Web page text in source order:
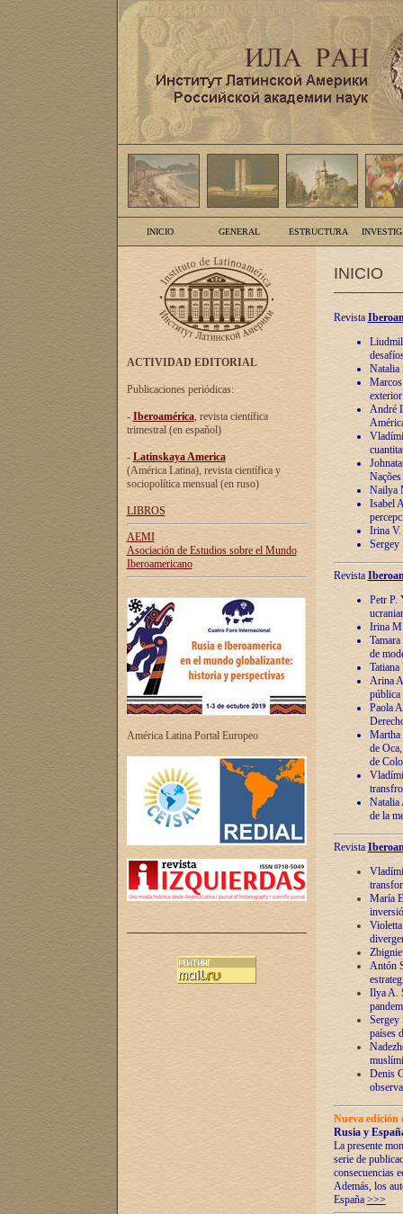
INICIO GENERAL ESTRUCTURA
ACTIVIDAD EDITORIAL
Publicaciones periódicas:
- Iberoamérica, revista científica
trimestral (en español)
- Latinskaya America
(América Latina), revista científica y
sociopolítica mensual (en ruso)
LIBROS
AEMI
Asociación de Estudios sobre el Mundo
Iberoamericano
América Latina Portal Europeo
INICIO
Revista
Natalia
André
Nailya
Isabel
Irina V.
Sergey
Revista
Petr P.
Irina
de
Arina
pública
Paola
Martha
de
de
Natalia
de la
Revista
María
Antón
Ilya A.
Sergey
países
Denis
Nueva
Rusia y
La presente
serie de
consecuencias
Además, los
España >>>